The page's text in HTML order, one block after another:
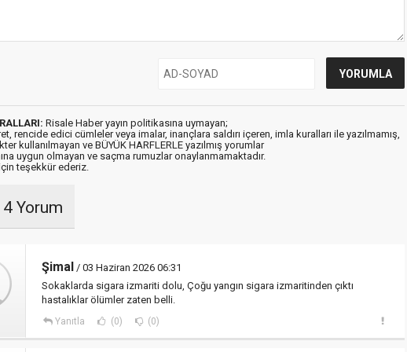
Risale Haber yayın politikasına uymayan;
rencide edici cümleler veya imalar, inançlara saldırı içeren, imla kuralları ile yazılmamış,
kullanılmayan ve BÜYÜK HARFLERLE yazılmış yorumlar
uygun olmayan ve saçma rumuzlar onaylanmamaktadır.
için teşekkür ederiz.
4 Yorum
Şimal / 03 Haziran 2026 06:31
Sokaklarda sigara izmariti dolu, Çoğu yangın sigara izmaritinden çıktı
hastalıklar ölümler zaten belli.
Yanıtla (0) (0)